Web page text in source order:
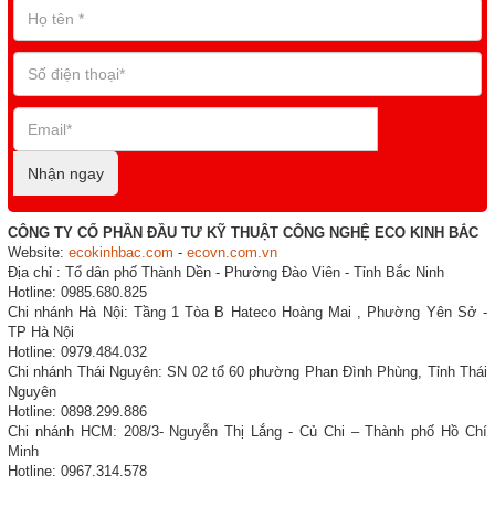
Nhận ngay
CÔNG TY CỔ PHẦN ĐẦU TƯ KỸ THUẬT CÔNG NGHỆ ECO KINH BẮC
Website: ecokinhbac.com - ecovn.com.vn
Địa chỉ : Tổ dân phố Thành Dền - Phường Đào Viên - Tỉnh Bắc Ninh
Hotline: 0985.680.825
Chi nhánh Hà Nội: Tầng 1 Tòa B Hateco Hoàng Mai , Phường Yên Sở -
TP Hà Nội
Hotline: 0979.484.032
Chi nhánh Thái Nguyên: SN 02 tổ 60 phường Phan Đình Phùng, Tỉnh Thái
Nguyên
Hotline: 0898.299.886
Chi nhánh HCM: 208/3- Nguyễn Thị Lắng - Củ Chi – Thành phố Hồ Chí
Minh
Hotline: 0967.314.578